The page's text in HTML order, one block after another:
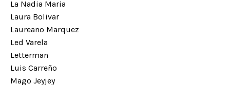
La Nadia Maria
Laura Bolivar
Laureano Marquez
Led Varela
Letterman
Luis Carreño
Mago Jeyjey